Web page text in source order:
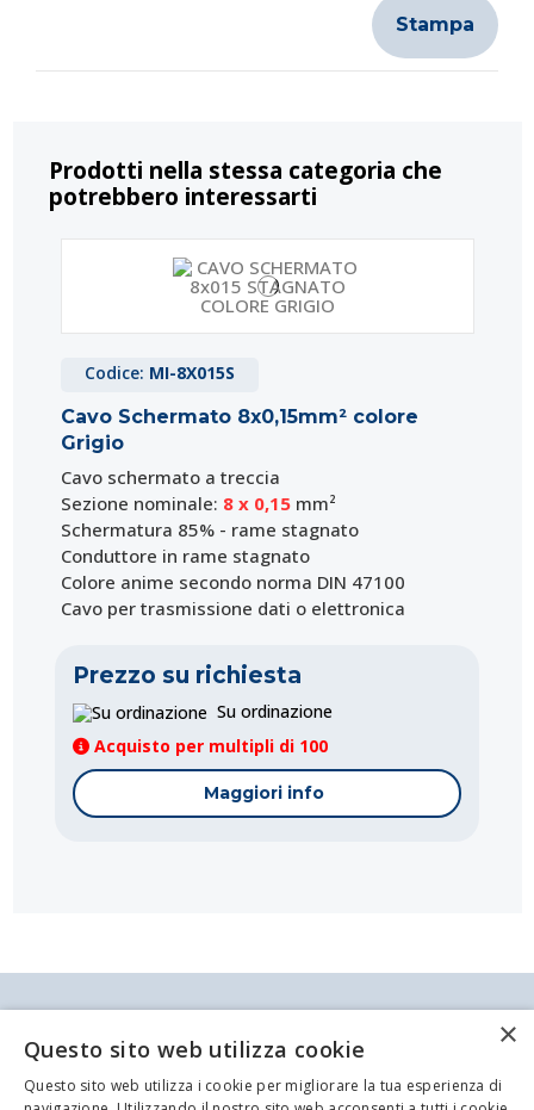
Stampa
Prodotti nella stessa categoria che
potrebbero interessarti
Codice: MI-8X015S
Cavo Schermato 8x0,15mm² colore
Grigio
Cavo schermato a treccia
Sezione nominale: 8 x 0,15 mm²
Schermatura 85% - rame stagnato
Conduttore in rame stagnato
Colore anime secondo norma DIN 47100
Cavo per trasmissione dati o elettronica
Prezzo su richiesta
Su ordinazione
Acquisto per multipli di 100
Maggiori info
Spezia
P.IVA/C.F. 00209350115 Capitale sociale: €
84.500,00 Azienda iscritta al registro delle imprese
di La Spezia con il numero REA 62679
×
Questo sito web utilizza cookie
Questo sito web utilizza i cookie per migliorare la tua esperienza di